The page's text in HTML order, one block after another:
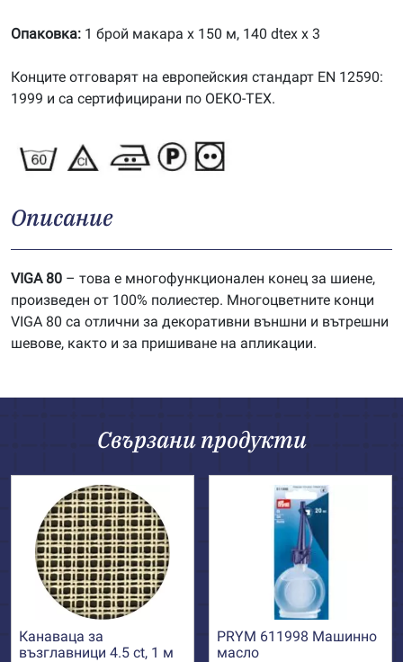
Опаковка: 1 брой макара х 150 м, 140 dtex x 3
Конците отговарят на европейския стандарт EN 12590:
1999 и са сертифицирани по OEKO-TEX.
Описание
VIGA 80 – това е многофункционален конец за шиене,
произведен от 100% полиестер. Многоцветните конци
VIGA 80 са отлични за декоративни външни и вътрешни
шевове, както и за пришиване на апликации.
Свързани продукти
Канаваца за
възглавници 4.5 ct, 1 м
PRYM 611998 Машинно
масло